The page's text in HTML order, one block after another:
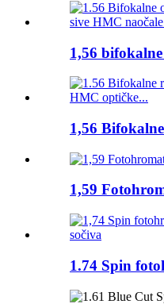
1,56
1,56
1,59
1.74 Spin